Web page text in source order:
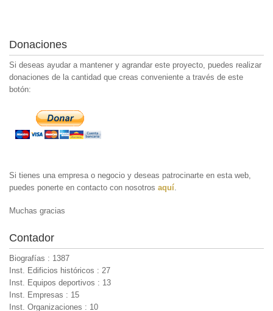
Donaciones
Si deseas ayudar a mantener y agrandar este proyecto, puedes realizar
donaciones de la cantidad que creas conveniente a través de este
botón:
Si tienes una empresa o negocio y deseas patrocinarte en esta web,
puedes ponerte en contacto con nosotros aquí
Muchas gracias
Contador
Biografías : 1387
Inst. Edificios históricos : 27
Inst. Equipos deportivos : 13
Inst. Empresas : 15
Inst. Organizaciones : 10